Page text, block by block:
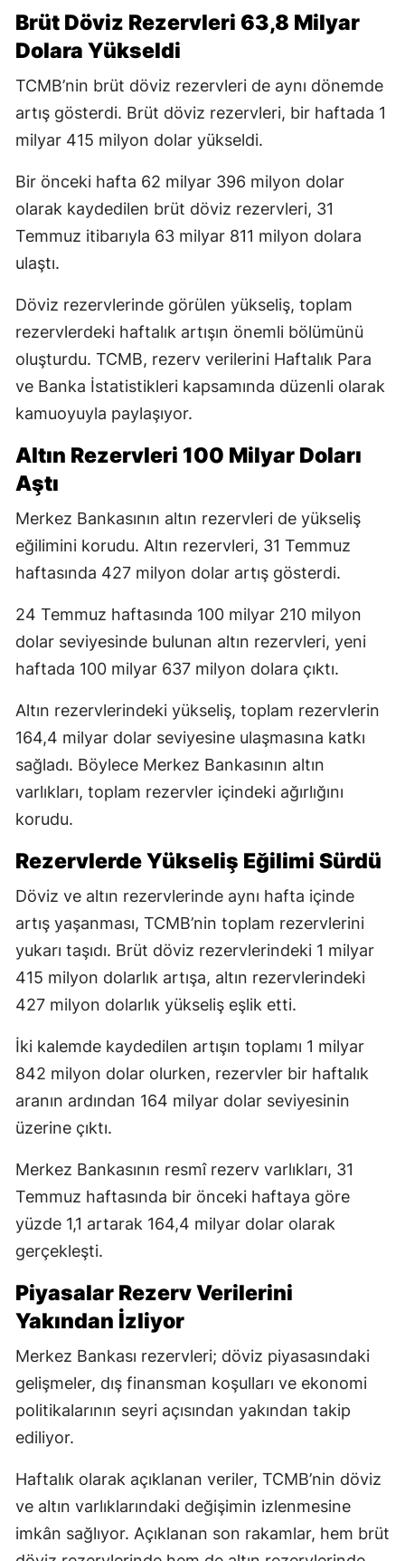
Brüt Döviz Rezervleri 63,8 Milyar
Dolara Yükseldi
TCMB’nin brüt döviz rezervleri de aynı dönemde
artış gösterdi. Brüt döviz rezervleri, bir haftada 1
milyar 415 milyon dolar yükseldi.
Bir önceki hafta 62 milyar 396 milyon dolar
olarak kaydedilen brüt döviz rezervleri, 31
Temmuz itibarıyla 63 milyar 811 milyon dolara
ulaştı.
Döviz rezervlerinde görülen yükseliş, toplam
rezervlerdeki haftalık artışın önemli bölümünü
oluşturdu. TCMB, rezerv verilerini Haftalık Para
ve Banka İstatistikleri kapsamında düzenli olarak
kamuoyuyla paylaşıyor.
Altın Rezervleri 100 Milyar Doları
Aştı
Merkez Bankasının altın rezervleri de yükseliş
eğilimini korudu. Altın rezervleri, 31 Temmuz
haftasında 427 milyon dolar artış gösterdi.
24 Temmuz haftasında 100 milyar 210 milyon
dolar seviyesinde bulunan altın rezervleri, yeni
haftada 100 milyar 637 milyon dolara çıktı.
Altın rezervlerindeki yükseliş, toplam rezervlerin
164,4 milyar dolar seviyesine ulaşmasına katkı
sağladı. Böylece Merkez Bankasının altın
varlıkları, toplam rezervler içindeki ağırlığını
korudu.
Rezervlerde Yükseliş Eğilimi Sürdü
Döviz ve altın rezervlerinde aynı hafta içinde
artış yaşanması, TCMB’nin toplam rezervlerini
yukarı taşıdı. Brüt döviz rezervlerindeki 1 milyar
415 milyon dolarlık artışa, altın rezervlerindeki
427 milyon dolarlık yükseliş eşlik etti.
İki kalemde kaydedilen artışın toplamı 1 milyar
842 milyon dolar olurken, rezervler bir haftalık
aranın ardından 164 milyar dolar seviyesinin
üzerine çıktı.
Merkez Bankasının resmî rezerv varlıkları, 31
Temmuz haftasında bir önceki haftaya göre
yüzde 1,1 artarak 164,4 milyar dolar olarak
gerçekleşti.
Piyasalar Rezerv Verilerini
Yakından İzliyor
Merkez Bankası rezervleri; döviz piyasasındaki
gelişmeler, dış finansman koşulları ve ekonomi
politikalarının seyri açısından yakından takip
ediliyor.
Haftalık olarak açıklanan veriler, TCMB’nin döviz
ve altın varlıklarındaki değişimin izlenmesine
imkân sağlıyor. Açıklanan son rakamlar, hem brüt